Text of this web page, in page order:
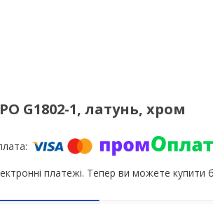
G1802-1, латунь, хром
платежі. Тепер ви можете